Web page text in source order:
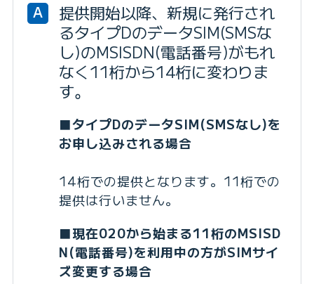
A
提供開始以降、新規に発行され
るタイプDのデータSIM(SMSな
し)のMSISDN(電話番号)がもれ
なく11桁から14桁に変わりま
す。
■タイプDのデータSIM(SMSなし)を
お申し込みされる場合
14桁での提供となります。11桁での
提供は行いません。
■現在020から始まる11桁のMSISD
N(電話番号)を利用中の方がSIMサイ
ズ変更する場合